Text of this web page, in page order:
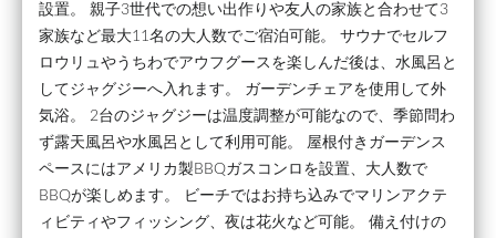
設置。 親子3世代での想い出作りや友人の家族と合わせて3
家族など最大11名の大人数でご宿泊可能。 サウナでセルフ
ロウリュやうちわでアウフグースを楽しんだ後は、水風呂と
してジャグジーへ入れます。 ガーデンチェアを使用して外
気浴。 2台のジャグジーは温度調整が可能なので、季節問わ
ず露天風呂や水風呂として利用可能。 屋根付きガーデンス
ペースにはアメリカ製BBQガスコンロを設置、大人数で
BBQが楽しめます。 ビーチではお持ち込みでマリンアクテ
ィビティやフィッシング、夜は花火など可能。 備え付けの